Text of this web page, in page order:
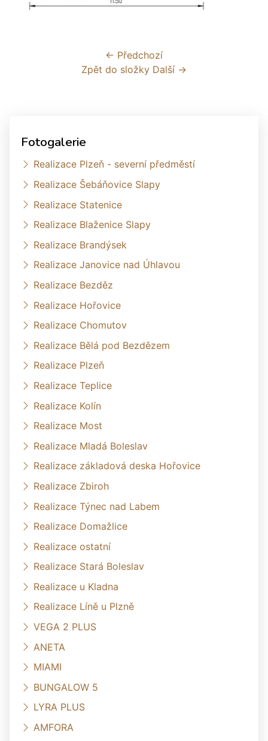
← Předchozí
Zpět do složky Další →
Fotogalerie
Realizace Plzeň - severní předměstí
Realizace Šebáňovice Slapy
Realizace Statenice
Realizace Blaženice Slapy
Realizace Brandýsek
Realizace Janovice nad Úhlavou
Realizace Bezděz
Realizace Hořovice
Realizace Chomutov
Realizace Bělá pod Bezdězem
Realizace Plzeň
Realizace Teplice
Realizace Kolín
Realizace Most
Realizace Mladá Boleslav
Realizace základová deska Hořovice
Realizace Zbiroh
Realizace Týnec nad Labem
Realizace Domažlice
Realizace ostatní
Realizace Stará Boleslav
Realizace u Kladna
Realizace Líně u Plzně
VEGA 2 PLUS
ANETA
MIAMI
BUNGALOW 5
LYRA PLUS
AMFORA